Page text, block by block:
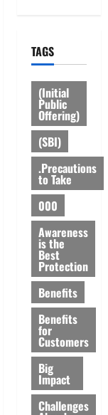
TAGS
(Initial
Public
Offering)
(SBI)
.Precautions
to Take
000
Awareness
is the
Best
Protection
Benefits
Benefits
for
Customers
Big
Impact
Challenges